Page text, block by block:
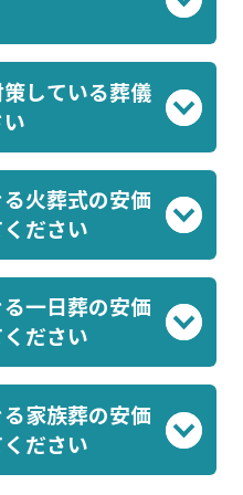
かみす聖苑、みなもと
おります。
している葬儀
等が感染症対策を
ます。葬儀屋さんで
火葬式の安価
ださい
のプラン(¥137,500)
さんでご案内可能で
一日葬の安価
ださい
のプラン(¥300,300)
さんでご案内可能で
家族葬の安価
ださい